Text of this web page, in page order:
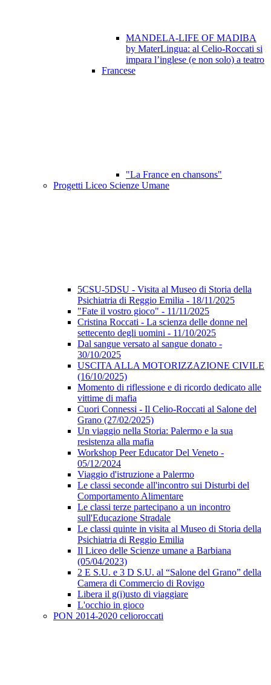
MANDELA-LIFE OF MADIBA
by MaterLingua: al Celio-Roccati si
impara l’inglese (e non solo) a teatro
Francese
"La France en chansons"
Progetti Liceo Scienze Umane
5CSU-5DSU - Visita al Museo di Storia della
Psichiatria di Reggio Emilia - 18/11/2025
"Fate il vostro gioco" - 11/11/2025
Cristina Roccati - La scienza delle donne nel
settecento degli uomini - 11/10/2025
Dal sangue versato al sangue donato -
30/10/2025
USCITA ALLA MOTORIZZAZIONE CIVILE
(16/10/2025)
Momento di riflessione e di ricordo dedicato alle
vittime di mafia
Cuori Connessi - Il Celio-Roccati al Salone del
Grano (27/02/2025)
Un viaggio nella Storia: Palermo e la sua
resistenza alla mafia
Workshop Peer Educator Del Veneto -
05/12/2024
Viaggio d'istruzione a Palermo
Le classi seconde all'incontro sui Disturbi del
Comportamento Alimentare
Le classi terze partecipano a un incontro
sull'Educazione Stradale
Le classi quinte in visita al Museo di Storia della
Psichiatria di Reggio Emilia
Il Liceo delle Scienze umane a Barbiana
(05/04/2023)
2 E S.U. e 3 D S.U. al “Salone del Grano” della
Camera di Commercio di Rovigo
Libera il g(i)usto di viaggiare
L'occhio in gioco
PON 2014-2020 celioroccati